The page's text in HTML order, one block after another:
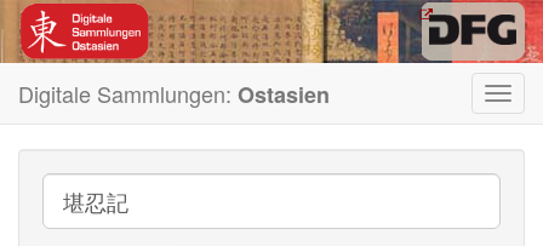
Digitale Sammlungen: Ostasien